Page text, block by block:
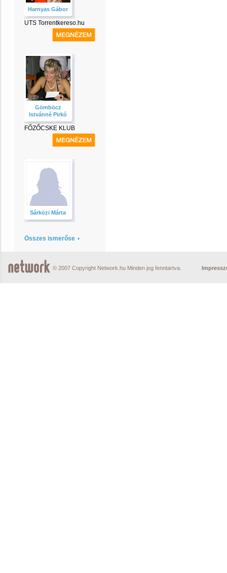
Harnyas Gábor
UTS Torrentkereso.hu
Gömböcz
Istvánné Pirkó
FŐZŐCSKE KLUB
Sárközi Márta
Összes ismerőse
© 2007 Copyright Network.hu Minden jog fenntartva.